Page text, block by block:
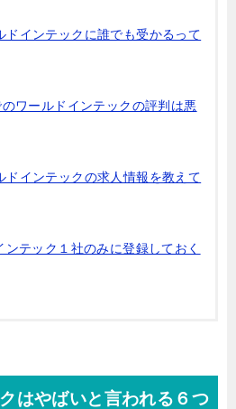
ドインテックに誰でも受かるって
のワールドインテックの評判は悪
ドインテックの求人情報を教えて
ンテック１社のみに登録しておく
はやばいと言われる６つ